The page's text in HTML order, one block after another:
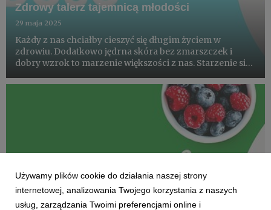
Zdrowy talerz tajemnicą młodości
29 maja 2025
Każdy z nas chciałby cieszyć się długim życiem w
zdrowiu. Dodatkowo jędrna skóra bez zmarszczek i
dobry wzrok to marzenie większości z nas. Starzenie się
tego procesu jest w dużej mierze zależne od nas samych.
Używamy plików cookie do działania naszej strony
internetowej, analizowania Twojego korzystania z naszych
usług, zarządzania Twoimi preferencjami online i